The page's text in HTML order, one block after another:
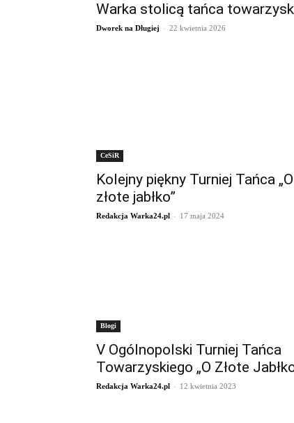
Warka stolicą tańca
Dworek na Długiej - 22 kwietnia 2026
CeSiR
Kolejny piękny Turniej Tańca „O
złote jabłko”
Redakcja Warka24.pl - 17 maja 2024
Blogi
V Ogólnopolski Turniej Tańca
Towarzyskiego „O Złote
Redakcja Warka24.pl - 12 kwietnia 2023